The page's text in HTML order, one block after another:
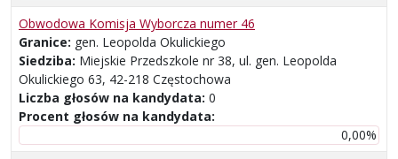
Obwodowa Komisja Wyborcza numer 46
Granice: gen. Leopolda Okulickiego
Siedziba: Miejskie Przedszkole nr 38, ul. gen. Leopolda
Okulickiego 63, 42-218 Częstochowa
Liczba głosów na kandydata: 0
Procent głosów na kandydata:
0,00%